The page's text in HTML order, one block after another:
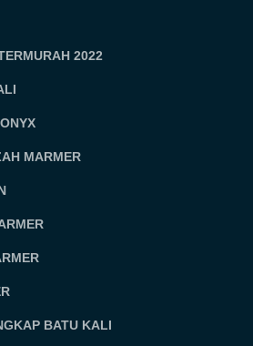
2022
MARMER
BATU KALI